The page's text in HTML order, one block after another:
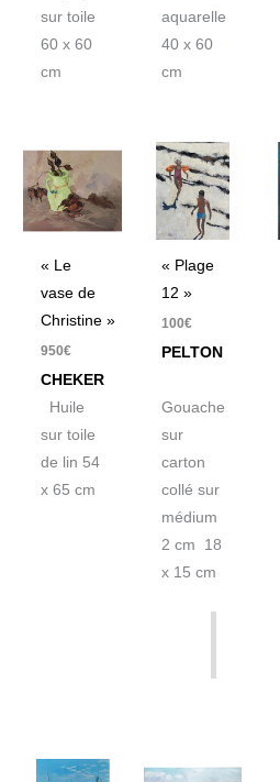
sur toile
60 x 60
cm
aquarelle
40 x 60
cm
« Le
vase de
Christine »
950€
CHEKER
Huile
sur toile
de lin 54
x 65 cm
« Plage
12 »
100€
PELTON
Gouache
sur
carton
collé sur
médium
2 cm 18
x 15 cm